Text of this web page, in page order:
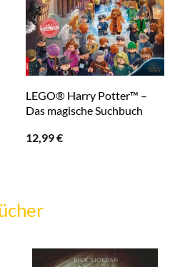
LEGO® Harry Potter™ –
Das magische Suchbuch
12,99€